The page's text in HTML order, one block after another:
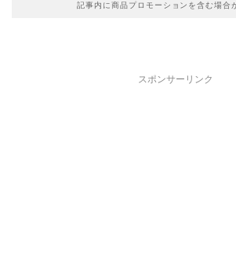
記事内に商品プロモーションを含む場合
スポンサーリンク